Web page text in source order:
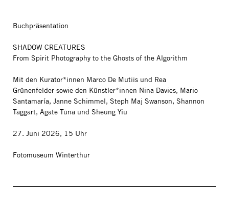
Buchpräsentation
SHADOW CREATURES
From Spirit Photography to the Ghosts of the Algorithm
Mit den Kurator*innen Marco De Mutiis und Rea
Grünenfelder sowie den Künstler*innen Nina Davies, Mario
Santamaría, Janne Schimmel, Steph Maj Swanson, Shannon
Taggart, Agate Tūna und Sheung Yiu
27. Juni 2026, 15 Uhr
Fotomuseum Winterthur